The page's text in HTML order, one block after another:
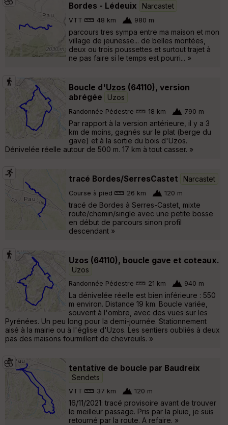
Bordes - Lédeuix Narcastet
VTT 48 km 980 m
parcours tres sympa entre ma maison et mon
village de jeunesse... de belles montées,
deux ou trois poussettes et surtout trajet à
ne pas faire si le temps est pourri... »
Boucle d'Uzos (64110), version
abrégée
Uzos
Randonnée Pédestre 18 km 790 m
Par rapport à la version antérieure, il y a 3
km de moins, gagnés sur le plat (berge du
gave) et à la sortie du bois d'Uzos.
Dénivelée réelle autour de 500 m. 17 km à tout casser. »
tracé Bordes/SerresCastet Narcastet
Course à pied 26 km 120 m
tracé de Bordes à Serres-Castet, mixte
route/chemin/single avec une petite bosse
en début de parcours sinon profil
descendant »
Uzos (64110), boucle gave et coteaux.
Uzos
Randonnée Pédestre 21 km 940 m
La dénivelée réelle est bien inférieure : 550
m environ. Distance 19 km. Boucle variée,
souvent à l'ombre, avec des vues sur les
Pyrénées. Un peu long pour la demi-journée. Stationnement
aisé à la mairie ou à l'église d'Uzos. Les sentiers oubliés à deux
pas des maisons fourmillent de chevreuils. »
tentative de boucle par Baudreix
Sendets
VTT 37 km 120 m
16/11/2021: tracé provisoire avant de trouver
le meilleur passage. Pris par la pluie, je suis
retourné par la route. A refaire. »